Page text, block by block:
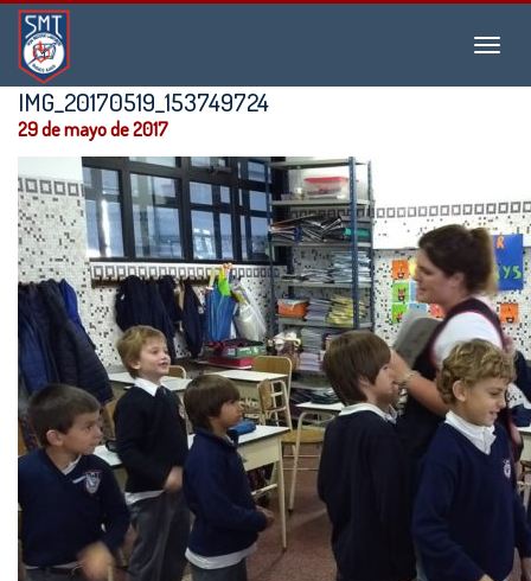
Menu
Instituto
San
Martín
de
Tours
IMG_20170519_153749724
29 de mayo de 2017